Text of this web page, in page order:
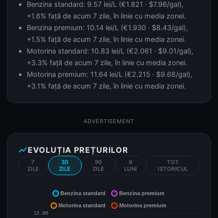
Benzina standard: 9.57 lei/L (€1.821 · $7.96/gal),
+1.6% față de acum 7 zile, în linie cu media zonei.
Benzina premium: 10.14 lei/L (€1.930 · $8.43/gal),
+1.5% față de acum 7 zile, în linie cu media zonei.
Motorina standard: 10.83 lei/L (€2.061 · $9.01/gal),
+3.3% față de acum 7 zile, în linie cu media zonei.
Motorina premium: 11.64 lei/L (€2.215 · $9.68/gal),
+3.1% față de acum 7 zile, în linie cu media zonei.
ADVERTISEMENT
show_chartEVOLUȚIA PREȚURILOR
7
ZILE
30
ZILE
90
ZILE
6
LUNI
TOT
ISTORICUL